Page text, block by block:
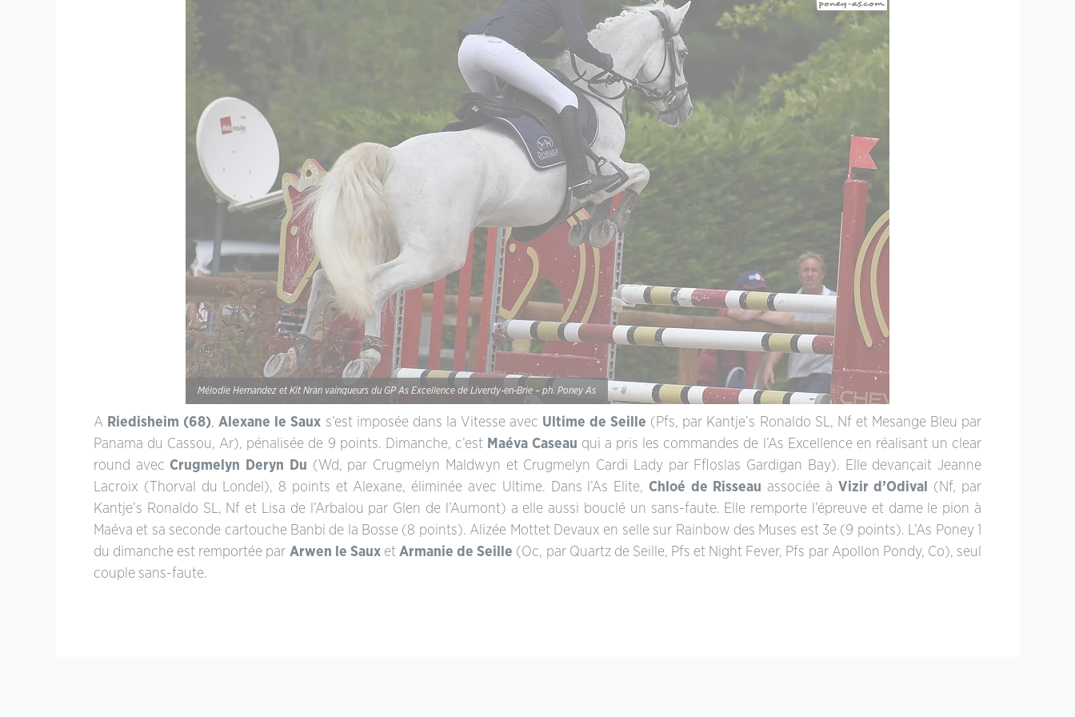
Mélodie Hernandez et Kit Nran vainqueurs du GP As Excellence de Liverdy-en-Brie – ph. Poney As
A Riedisheim (68),Alexane le Saux s’est imposée dans la Vitesse avec Ultime de Seille (Pfs, par Kantje’s Ronaldo SL, Nf et Mesange Bleu par
Panama du Cassou, Ar), pénalisée de 9 points. Dimanche, c’est Maéva Caseau qui a pris les commandes de l’As Excellence en réalisant un clear
round avec Crugmelyn Deryn Du (Wd, par Crugmelyn Maldwyn et Crugmelyn Cardi Lady par Ffloslas Gardigan Bay). Elle devançait Jeanne
Lacroix (Thorval du Londel), 8 points et Alexane, éliminée avec Ultime. Dans l’As Elite, Chloé de Risseau associée à Vizir d’Odival
(Nf, par
Kantje’s Ronaldo SL, Nf et Lisa de l’Arbalou par Glen de l’Aumont) a elle aussi bouclé un sans-faute. Elle remporte l’épreuve et dame le pion à
Maéva et sa seconde cartouche Banbi de la Bosse (8 points). Alizée Mottet Devaux en selle sur Rainbow des Muses est 3e (9 points). L’As Poney 1
du dimanche est remportée par Arwen le SauxetArmanie de Seille (Oc, par Quartz de Seille, Pfs et Night Fever, Pfs par Apollon Pondy, Co), seul
couple sans-faute.